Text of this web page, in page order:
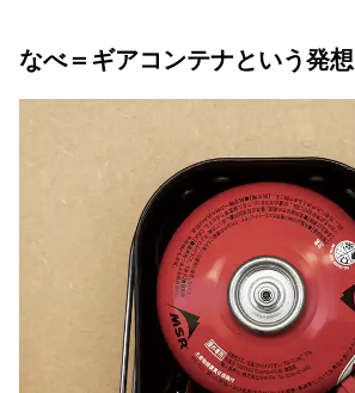
なべ＝ギアコンテナという発想